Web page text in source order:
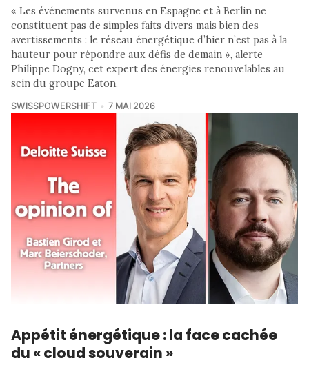
« Les événements survenus en Espagne et à Berlin ne
constituent pas de simples faits divers mais bien des
avertissements : le réseau énergétique d’hier n’est pas à la
hauteur pour répondre aux défis de demain », alerte
Philippe Dogny, cet expert des énergies renouvelables au
sein du groupe Eaton.
SWISSPOWERSHIFT 7 MAI 2026
Appétit énergétique : la face cachée
du « cloud souverain »